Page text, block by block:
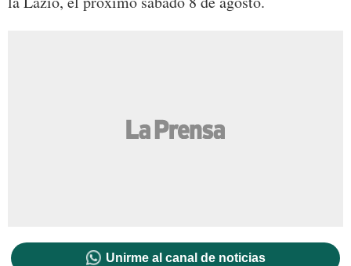
Unirme al canal de noticias